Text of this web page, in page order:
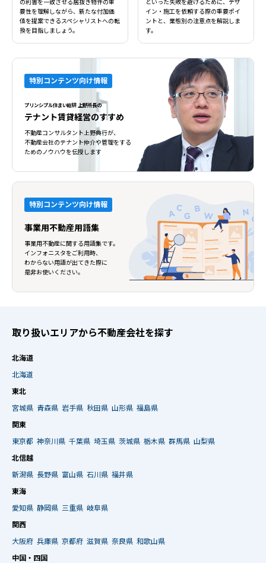
の利害を一致させる居抜き物件の重
要性を理解しながら、新たな付加価
値を提案できるスペシャリストへの転
換を目指しましょう。
といった失敗を避けるために、デザ
イン・施工を依頼する際の重要ポイ
ントと、業態別の注意点を解説しま
す。
特別コンテンツ向け情報
プリンシプル住まい総研 上野所長の
テナント賃貸経営のすすめ
不動産コンサルタント上野典行が、
不動産会社のテナント仲介や管理をする
ためのノウハウを伝授します
特別コンテンツ向け情報
事業用不動産用語集
事業用不動産に関する用語集です。
インフォニスタをご利用時、
わからない用語が出てきた際に
是非お使いください。
取り扱いエリアから不動産会社を探す
北海道
北海道
東北
宮城県 青森県 岩手県 秋田県 山形県 福島県
関東
東京都 神奈川県 千葉県 埼玉県 茨城県 栃木県 群馬県 山梨県
北信越
新潟県 長野県 富山県 石川県 福井県
東海
愛知県 静岡県 三重県 岐阜県
関西
大阪府 兵庫県 京都府 滋賀県 奈良県 和歌山県
中国・四国